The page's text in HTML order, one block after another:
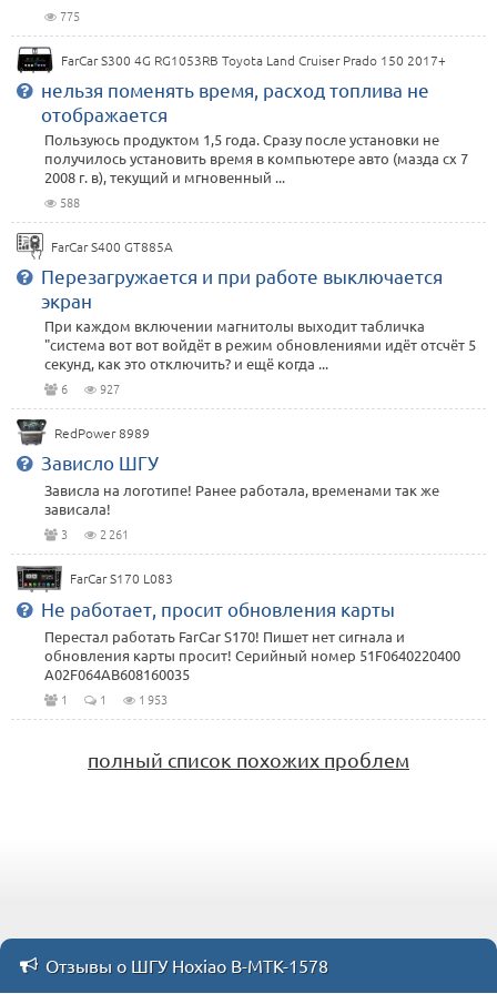
775
FarCar S300 4G RG1053RB Toyota Land Cruiser Prado 150 2017+
нельзя поменять время, расход топлива не
отображается
Пользуюсь продуктом 1,5 года. Сразу после установки не
получилось установить время в компьютере авто (мазда сх 7
2008 г. в), текущий и мгновенный ...
588
FarCar S400 GT885A
Перезагружается и при работе выключается
экран
При каждом включении магнитолы выходит табличка
"система вот вот войдёт в режим обновлениями идёт отсчёт 5
секунд, как это отключить? и ещё когда ...
6 927
RedPower 8989
Зависло ШГУ
Зависла на логотипе! Ранее работала, временами так же
зависала!
3 2 261
FarCar S170 L083
Не работает, просит обновления карты
Перестал работать FarCar S170! Пишет нет сигнала и
обновления карты просит! Серийный номер 51F0640220400
A02F064AB608160035
1 1 1 953
полный список похожих проблем
Отзывы о ШГУ Hoxiao B-MTK-1578